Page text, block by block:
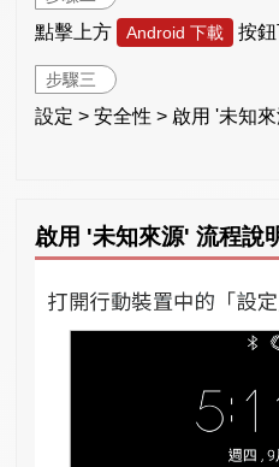
點擊上方 Android 下載 按
步驟三
設定 > 安全性 > 啟用 '未知
啟用 '未知來源' 流程說